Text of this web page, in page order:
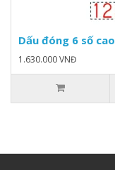
Dấu đóng 6 số
1.630.000 VNĐ